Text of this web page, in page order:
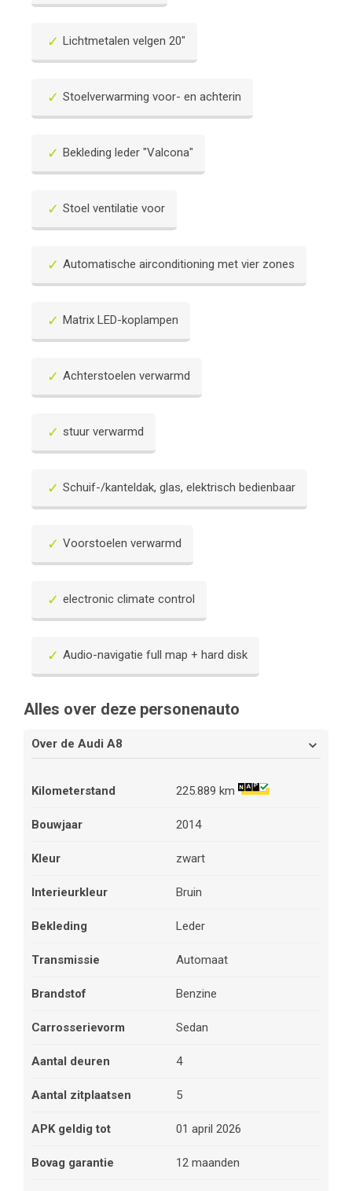
Lichtmetalen velgen 20"
Stoelverwarming voor- en achterin
Bekleding leder "Valcona"
Stoel ventilatie voor
Automatische airconditioning met vier zones
Matrix LED-koplampen
Achterstoelen verwarmd
stuur verwarmd
Schuif-/kanteldak, glas, elektrisch bedienbaar
Voorstoelen verwarmd
electronic climate control
Audio-navigatie full map + hard disk
Alles over deze personenauto
Over de Audi A8
Kilometerstand 225.889 km
Bouwjaar 2014
Kleur zwart
Interieurkleur Bruin
Bekleding Leder
Transmissie Automaat
Brandstof Benzine
Carrosserievorm Sedan
Aantal deuren 4
Aantal zitplaatsen 5
APK geldig tot 01 april 2026
Bovag garantie 12 maanden